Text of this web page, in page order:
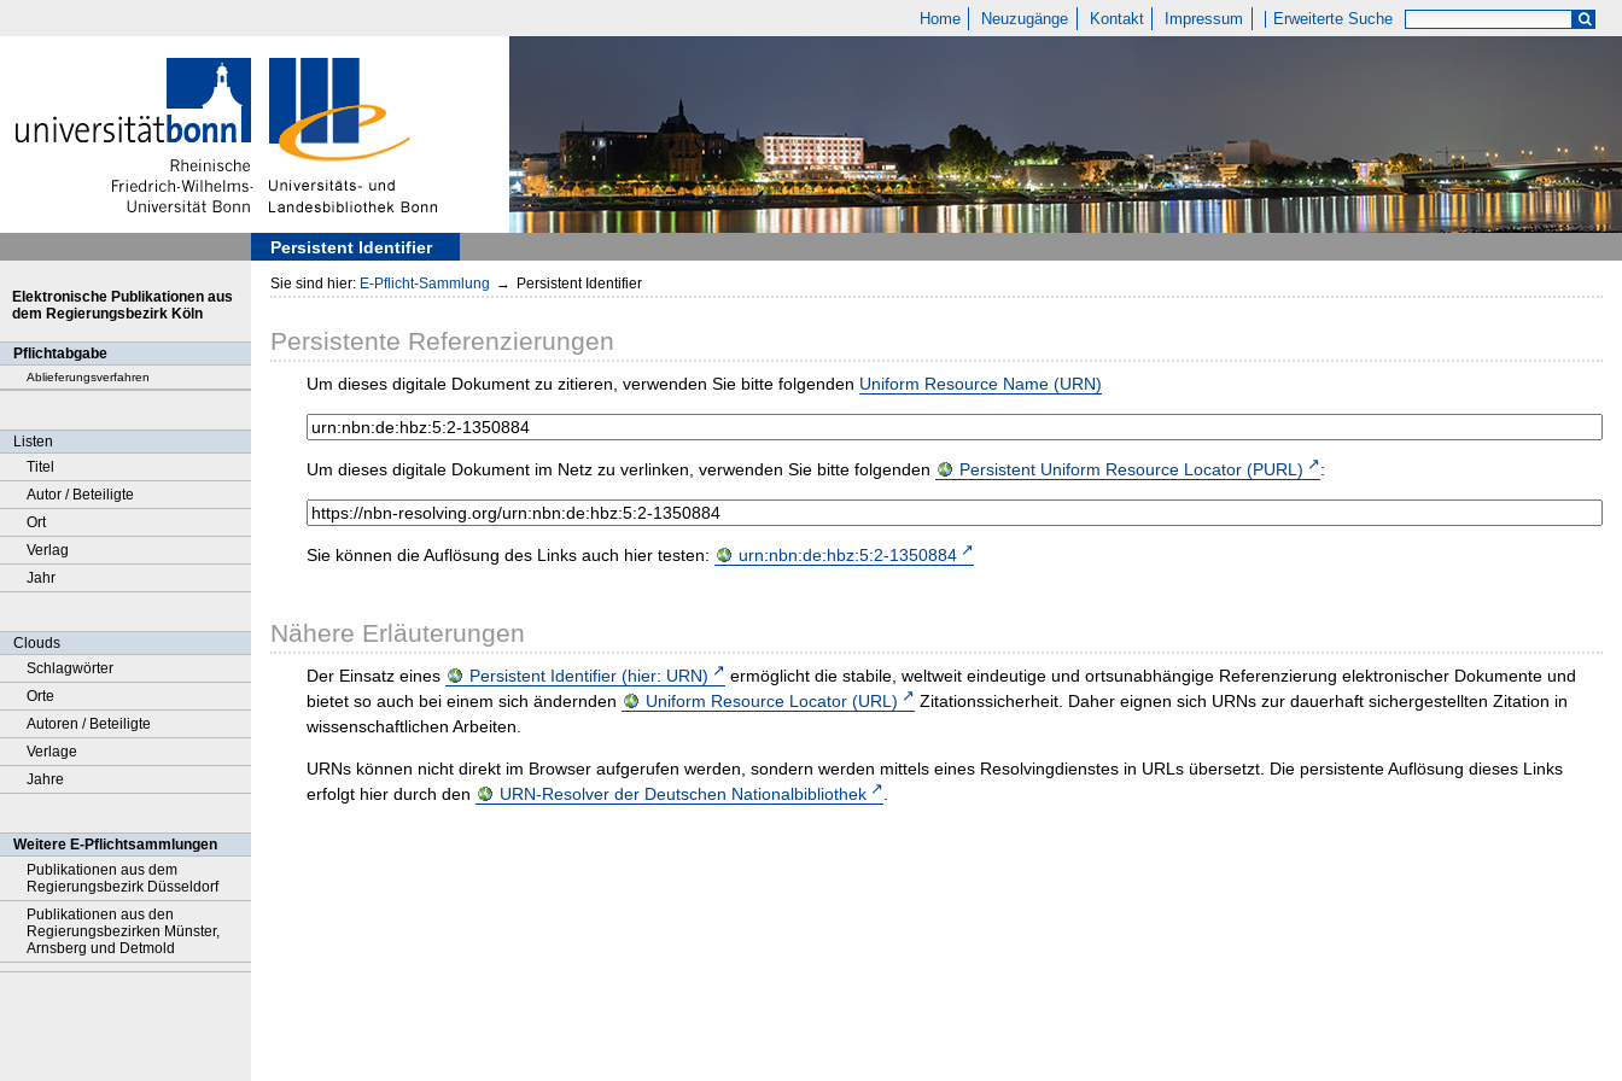
Home Neuzugänge Kontakt Impressum Erweiterte Suche
Persistent Identifier
Elektronische Publikationen aus
dem Regierungsbezirk Köln
Pflichtabgabe
Ablieferungsverfahren
Listen
Titel
Autor / Beteiligte
Ort
Verlag
Jahr
Clouds
Schlagwörter
Orte
Autoren / Beteiligte
Verlage
Jahre
Weitere E-Pflichtsammlungen
Publikationen aus dem
Regierungsbezirk Düsseldorf
Publikationen aus den
Regierungsbezirken Münster,
Arnsberg und Detmold
Sie sind hier: E-Pflicht-Sammlung → Persistent Identifier
Persistente Referenzierungen
Um dieses digitale Dokument zu zitieren, verwenden Sie bitte folgenden Uniform Resource Name (URN)
Um dieses digitale Dokument im Netz zu verlinken, verwenden Sie bitte folgenden Persistent Uniform Resource Locator (PURL) :
Sie können die Auflösung des Links auch hier testen: urn:nbn:de:hbz:5:2-1350884
Nähere Erläuterungen
Der Einsatz eines Persistent Identifier (hier: URN)
ermöglicht die stabile, weltweit eindeutige und ortsunabhängige Referenzierung elektronischer Dokumente und
bietet so auch bei einem sich ändernden
Uniform Resource Locator (URL)
Zitationssicherheit. Daher eignen sich URNs zur dauerhaft sichergestellten Zitation in
wissenschaftlichen Arbeiten.
URNs können nicht direkt im Browser aufgerufen werden, sondern werden mittels eines Resolvingdienstes in URLs übersetzt. Die persistente Auflösung dieses Links
erfolgt hier durch den
URN-Resolver der Deutschen Nationalbibliothek .